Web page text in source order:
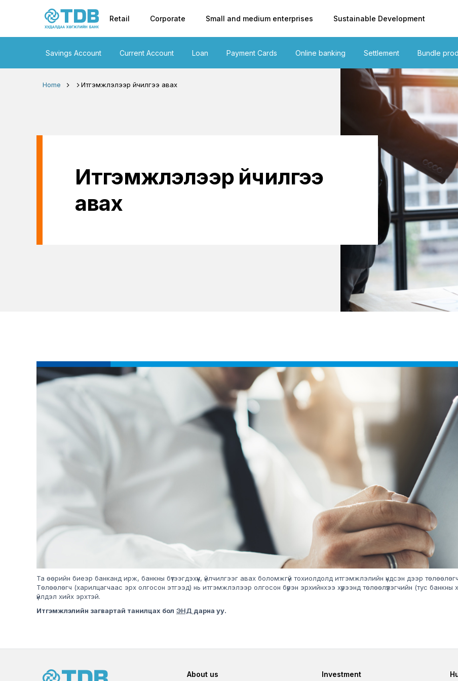
Retail Corporate Small and medium enterprises Sustainable Development
Savings Account Current Account Loan Payment Cards Online banking Settlement Bundle
Home Итгэмжлэлээр үйчилгээ авах
Итгэмжлэлээр үйчилгээ
авах
Та өөрийн биеэр банканд ирж, банкны бүтээгдэхүүн, үйлчилгээг авах боломжгүй тохиолдолд итгэмжлэлийн үндсэн дээр
Төлөөлөгч (харилцагчаас эрх олгосон этгээд) нь итгэмжлэлээр олгосон бүрэн эрхийнхээ хүрээнд төлөөлүүлэгчийн (тус
үйлдэл хийх эрхтэй.
Итгэмжлэлийн загвартай танилцах бол ЭНД дарна уу.
Footer
About us Footer third
Investment